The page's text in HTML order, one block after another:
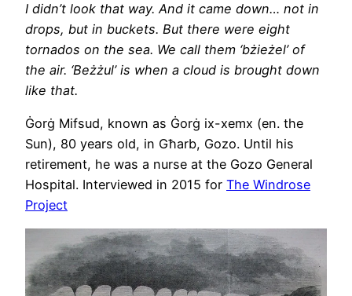
I didn’t look that way. And it came down… not in
drops, but in buckets. But there were eight
tornados on the sea. We call them ‘bżieżel’ of
the air. ‘Beżżul’ is when a cloud is brought down
like that.
Ġorġ Mifsud, known as Ġorġ ix-xemx (en. the
Sun), 80 years old, in Għarb, Gozo. Until his
retirement, he was a nurse at the Gozo General
Hospital. Interviewed in 2015 for The Windrose
Project